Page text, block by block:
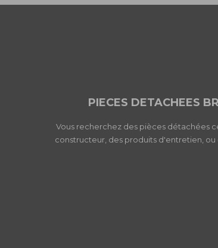
PIECES DETACHEES
Vous recherchez des pièces détachées
constructeur, des produits d'entretien, ou